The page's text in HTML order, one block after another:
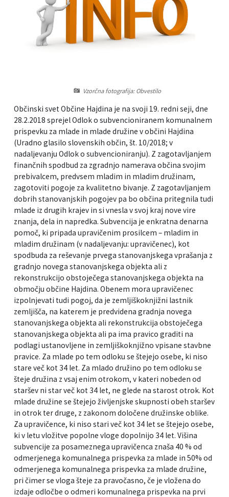
Vzorčna fotografija: Obvestilo
Občinski svet Občine Hajdina je na svoji 19. redni seji, dne
28.2.2018 sprejel Odlok o subvencioniranem komunalnem
prispevku za mlade in mlade družine v občini Hajdina
(Uradno glasilo slovenskih občin, št. 10/2018; v
nadaljevanju Odlok o subvencioniranju). Z zagotavljanjem
finančnih spodbud za zgradnjo namerava občina svojim
prebivalcem, predvsem mladim in mladim družinam,
zagotoviti pogoje za kvalitetno bivanje. Z zagotavljanjem
dobrih stanovanjskih pogojev pa bo občina pritegnila tudi
mlade iz drugih krajev in si vnesla v svoj kraj nove vire
znanja, dela in napredka. Subvencija je enkratna denarna
pomoč, ki pripada upravičenim prosilcem – mladim in
mladim družinam (v nadaljevanju: upravičenec), kot
spodbuda za reševanje prvega stanovanjskega vprašanja z
gradnjo novega stanovanjskega objekta ali z
rekonstrukcijo obstoječega stanovanjskega objekta na
območju občine Hajdina. Obenem mora upravičenec
izpolnjevati tudi pogoj, da je zemljiškoknjižni lastnik
zemljišča, na katerem je predvidena gradnja novega
stanovanjskega objekta ali rekonstrukcija obstoječega
stanovanjskega objekta ali pa ima pravico graditi na
podlagi ustanovljene in zemljiškoknjižno vpisane stavbne
pravice. Za mlade po tem odloku se štejejo osebe, ki niso
stare več kot 34 let. Za mlado družino po tem odloku se
šteje družina z vsaj enim otrokom, v kateri nobeden od
staršev ni star več kot 34 let, ne glede na starost otrok. Kot
mlade družine se štejejo življenjske skupnosti obeh staršev
in otrok ter druge, z zakonom določene družinske oblike.
Za upravičence, ki niso stari več kot 34 let se štejejo osebe,
ki v letu vložitve popolne vloge dopolnijo 34 let. Višina
subvencije za posameznega upravičenca znaša 40 % od
odmerjenega komunalnega prispevka za mlade in 50% od
odmerjenega komunalnega prispevka za mlade družine,
pri čimer se vloga šteje za pravočasno, če je vložena do
izdaje odločbe o odmeri komunalnega prispevka na prvi
Informacije javnega značaja
Vizitka občine
Javni razpisi, natečaji, namere...
Projekti in investicije
Lokalne volitve
Napovedniki SIP TV